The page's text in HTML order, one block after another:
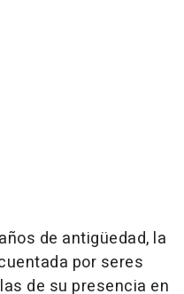
de antigüedad, la
por seres
de su presencia en